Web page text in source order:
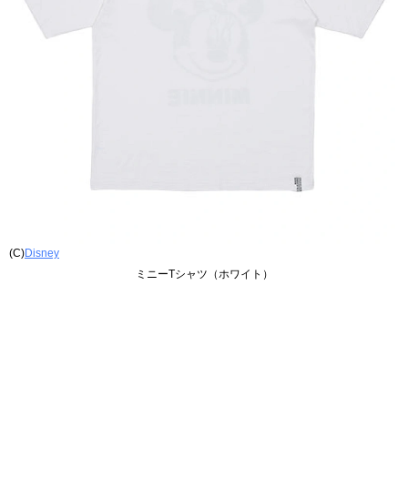
(C)Disney
ミニーTシャツ（ホワイト）